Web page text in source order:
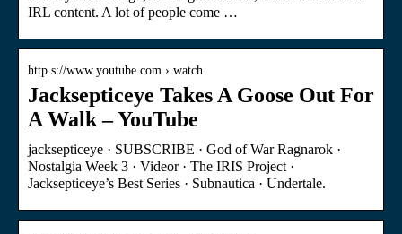
IRL content. A lot of people come …
http s://www.youtube.com › watch
Jacksepticeye Takes A Goose Out For
A Walk – YouTube
jacksepticeye · SUBSCRIBE · God of War Ragnarok ·
Nostalgia Week 3 · Videor · The IRIS Project ·
Jacksepticeye’s Best Series · Subnautica · Undertale.